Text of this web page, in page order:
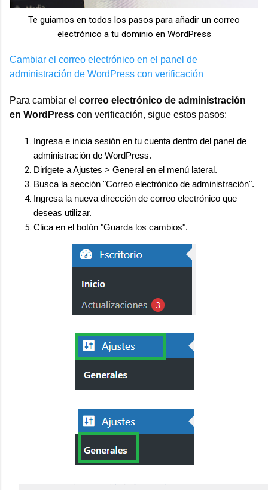
Te guiamos en todos los pasos para añadir un correo
electrónico a tu dominio en WordPress
Cambiar el correo electrónico en el panel de
administración de WordPress con verificación
Para cambiar el correo electrónico de administración
en WordPress con verificación, sigue estos pasos:
Ingresa e inicia sesión en tu cuenta dentro del panel de
administración de WordPress.
Dirígete a Ajustes > General en el menú lateral.
Busca la sección "Correo electrónico de administración".
Ingresa la nueva dirección de correo electrónico que
deseas utilizar.
Clica en el botón "Guarda los cambios".